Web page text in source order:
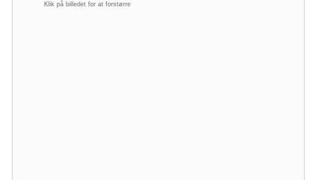
Klik på billedet for at forstørre